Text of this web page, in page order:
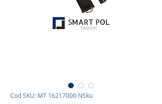
Cod SKU: MT 16217000 NSku